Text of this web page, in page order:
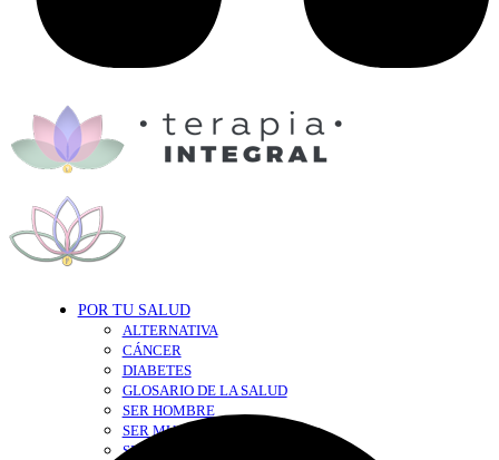
POR TU SALUD
ALTERNATIVA
CÁNCER
DIABETES
GLOSARIO DE LA SALUD
SER HOMBRE
SER MUJER
SEXY-SALUD